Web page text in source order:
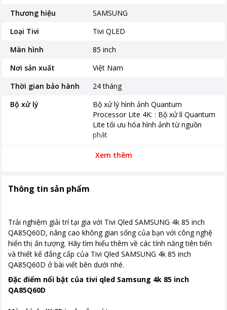
Thương hiệu
SAMSUNG
Loại Tivi
Tivi QLED
Màn hình
85 inch
Nơi sản xuất
Việt Nam
Thời gian bảo hành
24 tháng
Bộ xử lý
Bộ xử lý hình ảnh Quantum
Processor Lite 4K: : Bộ xử lí Quantum
Lite tối ưu hóa hình ảnh từ nguồn
phát
4K
Ứng dụng phổ biến
& AirPlay 2
Cổng kết nối
Kích thước có chân
1900.9 x 1152.6 x 368.3 mm
Khối lượng có chân
43.1 kg
Kích thước không chân
Xem thêm
Thông tin sản phẩm
Trải nghiệm giải trí tại gia với Tivi Qled SAMSUNG 4k 85 inch
QA85Q60D, nâng cao không gian sống của bạn với công nghệ
hiển thị ấn tượng. Hãy tìm hiểu thêm về các tính năng tiên tiến
và thiết kế đẳng cấp của Tivi Qled SAMSUNG 4k 85 inch
QA85Q60D ở bài viết bên dưới nhé.
Đặc điểm nổi bật của tivi qled Samsung 4k 85 inch
QA85Q60D